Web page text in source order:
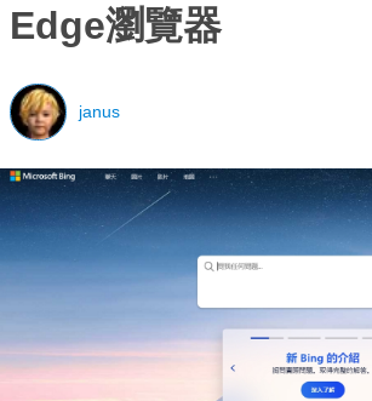
Edge瀏覽器
janus